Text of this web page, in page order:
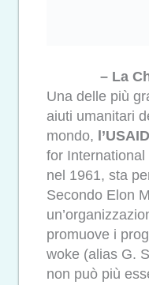
– La
Una delle più
aiuti umanitari
mondo, l’USAID
for
nel 1961, sta
Secondo Elon
promuove i
woke (alias G.
non può più